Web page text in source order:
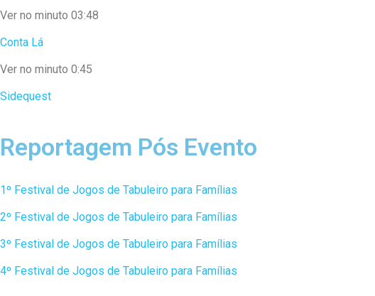
Ver no minuto 03:48
Conta Lá
Ver no minuto 0:45
Sidequest
Reportagem Pós Evento
1º Festival de Jogos de Tabuleiro para Famílias
2º Festival de Jogos de Tabuleiro para Famílias
3º Festival de Jogos de Tabuleiro para Famílias
4º Festival de Jogos de Tabuleiro para Famílias